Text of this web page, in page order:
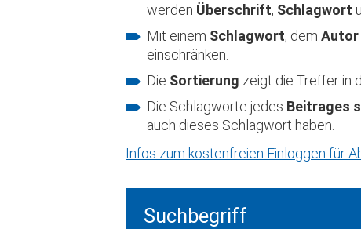
werden Überschrift, Schlagwort
Mit einem Schlagwort, dem Autor
einschränken.
Die Sortierung zeigt die Treffer in
Die Schlagworte jedes Beitrages
auch dieses Schlagwort haben.
Infos zum kostenfreien Einloggen für
Suchbegriff